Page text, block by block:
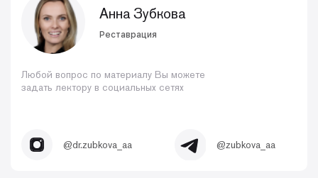
Анна Зубкова
Реставрация
Любой вопрос по материалу Вы можете
задать лектору в социальных сетях
@dr.zubkova_aa @zubkova_aa